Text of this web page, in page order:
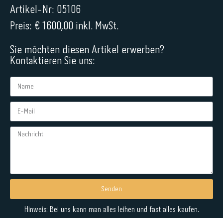
Artikel-Nr: 05106
Preis: € 1600,00 inkl. MwSt.
Sie möchten diesen Artikel erwerben?
Kontaktieren Sie uns:
Senden
Alternative:
Hinweis: Bei uns kann man alles leihen und fast alles kaufen.